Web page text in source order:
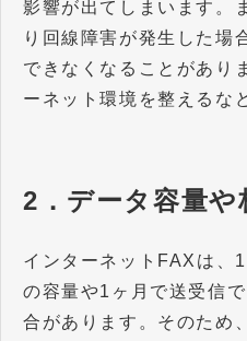
影響が出てしまいます。
り回線障害が発生した場
できなくなることがあり
ーネット環境を整えるな
2．データ容量や
インターネットFAXは、
の容量や1ヶ月で送受信
合があります。そのため